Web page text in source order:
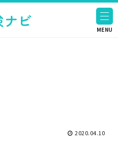
MENU
2020.04.10